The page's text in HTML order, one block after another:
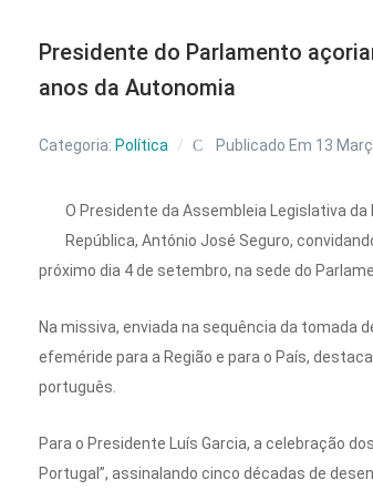
Presidente do Parlamento
anos da Autonomia
Categoria: Política Publicado Em 13
O Presidente da Assembleia Legislativa
República, António José Seguro,
próximo dia 4 de setembro, na sede do
Na missiva, enviada na sequência da tomada
efeméride para a Região e para o País,
português.
Para o Presidente Luís Garcia, a celebração
Portugal”, assinalando cinco décadas de